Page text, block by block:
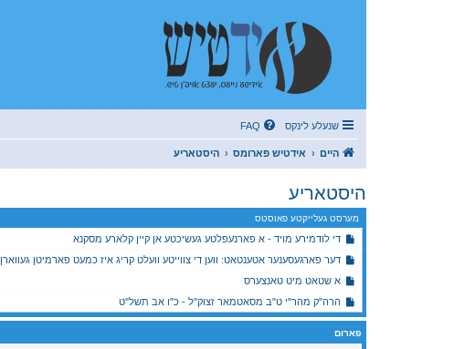
שנעלע לינקס FAQ
היים אידטיש פארומס היסטאריע
היסטאריע
מערסט געלייקטע פאוסטס
די לודמירע מויד - א פארנעפלטע געשיכטע אן קיין קלארע מסקנא
דער פארגעסענער אטענטאט: ווען די צווייטע וועלט קריג איז כמעט פארמיטן געווארן
א שטאט מיט טאנצערס
הרה"ק מהר"י ט"ב מסאטמאר זצוק"ל - כ"ו אב תשל"ט
פארום